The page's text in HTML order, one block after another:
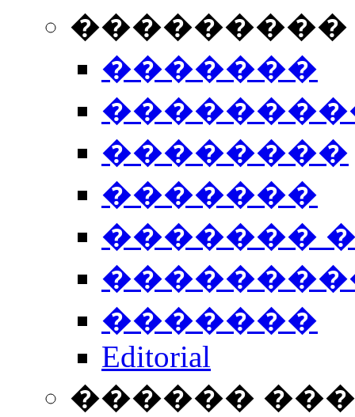
�������
��������
�������
�������
�������
Editorial
������